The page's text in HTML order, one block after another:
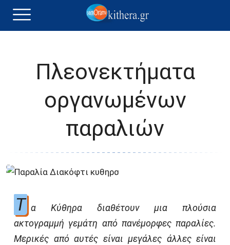
Πλεονεκτήματα
οργανωμένων
παραλιών
Τ α Κύθηρα διαθέτουν μια πλούσια
ακτογραμμή γεμάτη από πανέμορφες παραλίες.
Μερικές από αυτές είναι μεγάλες άλλες είναι